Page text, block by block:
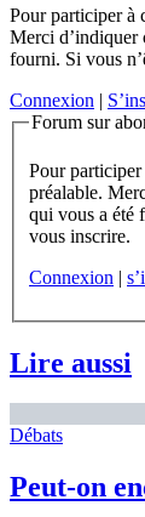
Pour participer à
Merci d’indiquer
fourni. Si vous
Connexion |
Forum sur
Pour participer à ce forum, vous devez vous
préalable. Merci d’indiquer ci-dessous l’identifiant
qui vous a été fourni. Si vous n’êtes pas enregistré, vous devez
vous inscrire.
Connexion |
Lire aussi
Débats
Peut-on